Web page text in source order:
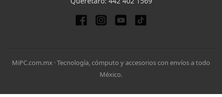
MiPC.com.mx · Tecnología, cómputo y accesorios con envíos a todo
México.